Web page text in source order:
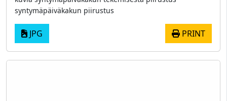
syntymäpäiväkakun piirustus
JPG PRINT